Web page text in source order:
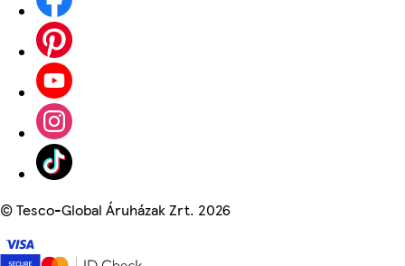
©Tesco-Global Áruházak Zrt. 2026